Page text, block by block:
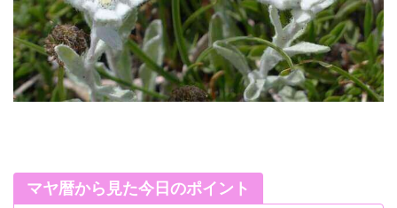
マヤ暦から見た今日のポイント